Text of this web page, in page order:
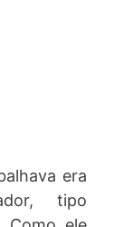
era
tipo